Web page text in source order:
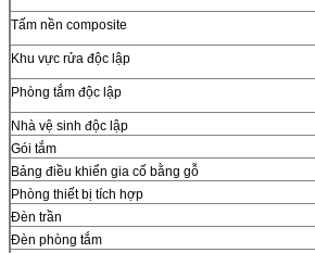
Tấm nền composite
Khu vực rửa độc lập
Phòng tắm độc lập
Nhà vệ sinh độc lập
Gói tắm
Bảng điều khiển gia cố bằng gỗ
Phòng thiết bị tích hợp
Đèn trần
Đèn phòng tắm